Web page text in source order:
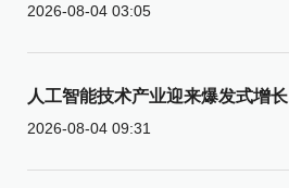
2026-08-04 03:05
人工智能技术产业迎来爆发式增长
2026-08-04 09:31